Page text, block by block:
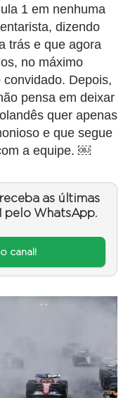
1 em nenhuma
dizendo
trás e que agora
no máximo
Depois,
pensa em deixar
quer apenas
e que segue
a equipe. ￼
as últimas
pelo WhatsApp.
canal!